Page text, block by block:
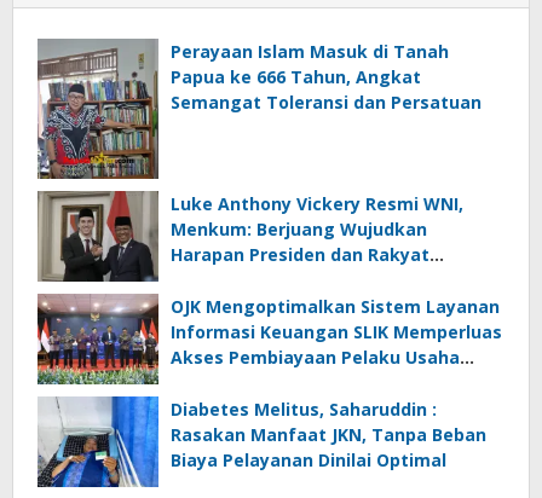
Perayaan Islam Masuk di Tanah
Papua ke 666 Tahun, Angkat
Semangat Toleransi dan Persatuan
Luke Anthony Vickery Resmi WNI,
Menkum: Berjuang Wujudkan
Harapan Presiden dan Rakyat
OJK Mengoptimalkan Sistem Layanan
Informasi Keuangan SLIK Memperluas
Akses Pembiayaan Pelaku Usaha
Diabetes Melitus, Saharuddin :
Rasakan Manfaat JKN, Tanpa Beban
Biaya Pelayanan Dinilai Optimal